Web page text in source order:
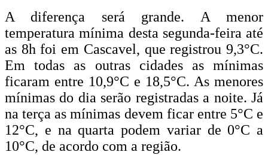
A diferença será grande. A menor
temperatura mínima desta segunda-feira até
as 8h foi em Cascavel, que registrou 9,3°C.
Em todas as outras cidades as mínimas
ficaram entre 10,9°C e 18,5°C. As menores
mínimas do dia serão registradas a noite. Já
na terça as mínimas devem ficar entre 5°C e
12°C, e na quarta podem variar de 0°C a
10°C, de acordo com a região.